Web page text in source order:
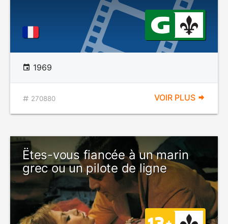
1969
270880 VOIR PLUS
Ëtes-vous fiancée à un marin
grec ou un pilote de ligne